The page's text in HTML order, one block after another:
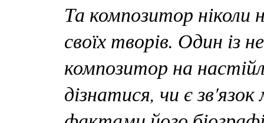
Та композитор ніколи
своїх творів. Один із
композитор на
дізнатися, чи є